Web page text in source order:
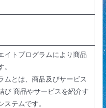
イトプログラムにより商品
ムとは、商品及びサービス
び 商品やサービスを紹介す
ステムです。